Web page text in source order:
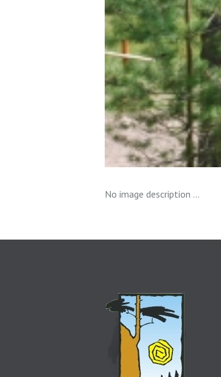
No image description ...